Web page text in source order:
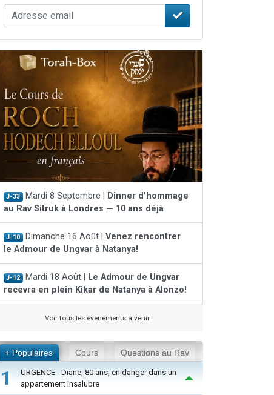
J-33 Mardi 8 Septembre |
Dinner d'hommage
au Rav Sitruk à Londres — 10 ans déjà
J-10 Dimanche 16 Août | Venez rencontrer
le Admour de Ungvar à Natanya!
J-12 Mardi 18 Août |
Le Admour de Ungvar
recevra en plein Kikar de Natanya à Alonzo!
Voir tous les événements à venir
+ Populaires Cours Questions au Rav
1
URGENCE - Diane, 80 ans, en danger dans un
appartement insalubre